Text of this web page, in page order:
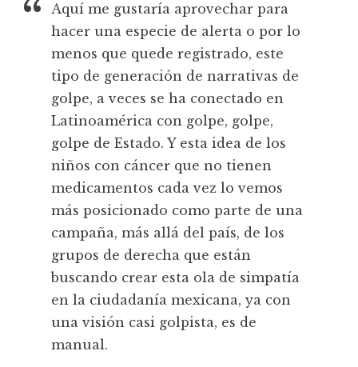
Aquí me gustaría aprovechar para
hacer una especie de alerta o por lo
menos que quede registrado, este
tipo de generación de narrativas de
golpe, a veces se ha conectado en
Latinoamérica con golpe, golpe,
golpe de Estado. Y esta idea de los
niños con cáncer que no tienen
medicamentos cada vez lo vemos
más posicionado como parte de una
campaña, más allá del país, de los
grupos de derecha que están
buscando crear esta ola de simpatía
en la ciudadanía mexicana, ya con
una visión casi golpista, es de
manual.